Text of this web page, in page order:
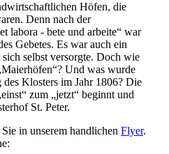
Höfen, die
Denn nach der
labora - bete und arbeite“ war
Gebetes. Es war auch ein
selbst versorgte. Doch wie
Und was wurde
Klosters im Jahr 1806? Die
zum „jetzt“ beginnt und
St. Peter.
in unserem handlichen Flyer.